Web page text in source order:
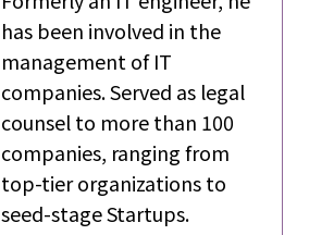
has been involved in the
management of IT
companies. Served as legal
counsel to more than 100
companies, ranging from
top-tier organizations to
seed-stage Startups.